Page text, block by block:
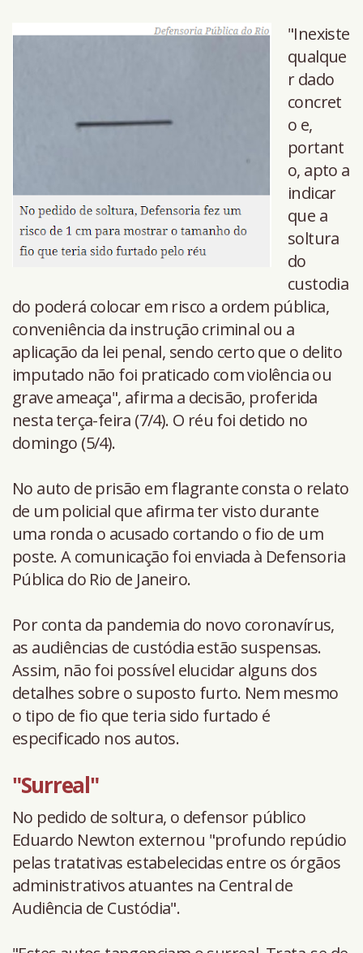
"Inexiste
qualque
r dado
concret
o e,
portant
o, apto a
indicar
que a
soltura
do
custodia
do poderá colocar em risco a ordem pública,
conveniência da instrução criminal ou a
aplicação da lei penal, sendo certo que o delito
imputado não foi praticado com violência ou
grave ameaça", afirma a decisão, proferida
nesta terça-feira (7/4). O réu foi detido no
domingo (5/4).
No auto de prisão em flagrante consta o relato
de um policial que afirma ter visto durante
uma ronda o acusado cortando o fio de um
poste. A comunicação foi enviada à Defensoria
Pública do Rio de Janeiro.
Por conta da pandemia do novo coronavírus,
as audiências de custódia estão suspensas.
Assim, não foi possível elucidar alguns dos
detalhes sobre o suposto furto. Nem mesmo
o tipo de fio que teria sido furtado é
especificado nos autos.
"Surreal"
No pedido de soltura, o defensor público
Eduardo Newton externou "profundo repúdio
pelas tratativas estabelecidas entre os órgãos
administrativos atuantes na Central de
Audiência de Custódia".